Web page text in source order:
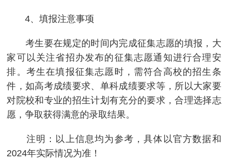
4、填报注意事项
考生要在规定的时间内完成征集志愿的填报，大
家可以关注省招办发布的征集志愿通知进行合理安
排。考生在填报征集志愿时，需符合高校的招生条
件，如高考成绩要求、单科成绩要求等，所以大家要
对院校和专业的招生计划有充分的要求，合理选择志
愿，争取获得满意的录取结果。
注明：以上信息均为参考，具体以官方数据和
2024年实际情况为准！